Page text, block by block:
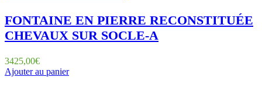
FONTAINE EN PIERRE RECONSTITUÉE
CHEVAUX SUR SOCLE-A
3425,00€
Ajouter au panier